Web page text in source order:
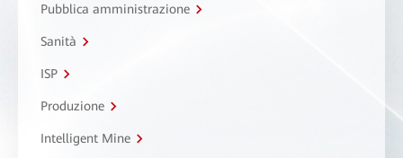
Pubblica amministrazione
Sanità
ISP
Produzione
Intelligent Mine